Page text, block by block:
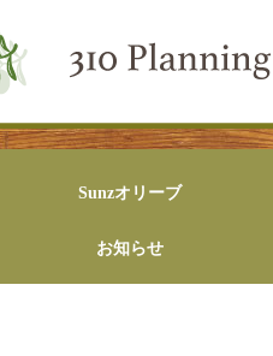
Sunzオリーブ
お知らせ